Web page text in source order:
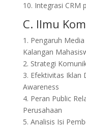
10. Integrasi CRM
C. Ilmu
1. Pengaruh
Kalangan
2. Strategi
3. Efektivitas Iklan
Awareness
4. Peran Public
Perusahaan
5. Analisis Isi